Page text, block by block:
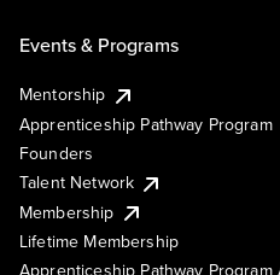
Events & Programs
Mentorship
Apprenticeship Pathway Program
Founders
Talent Network
Membership
Lifetime Membership